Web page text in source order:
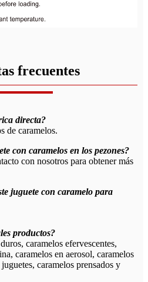
frecuentes
directa?
de caramelos.
con caramelos en los pezones?
con nosotros para obtener más
juguete con caramelo para
productos?
caramelos efervescentes,
caramelos en aerosol, caramelos
caramelos prensados ​​y